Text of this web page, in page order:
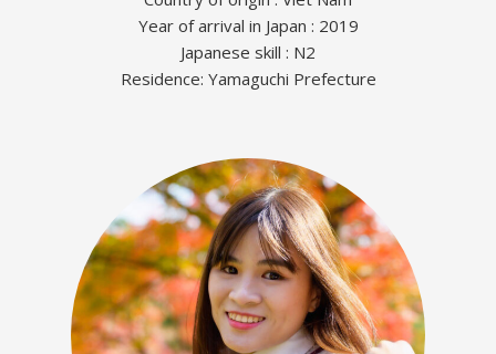
Year of arrival in Japan : 2019
Japanese skill : N2
Residence: Yamaguchi Prefecture